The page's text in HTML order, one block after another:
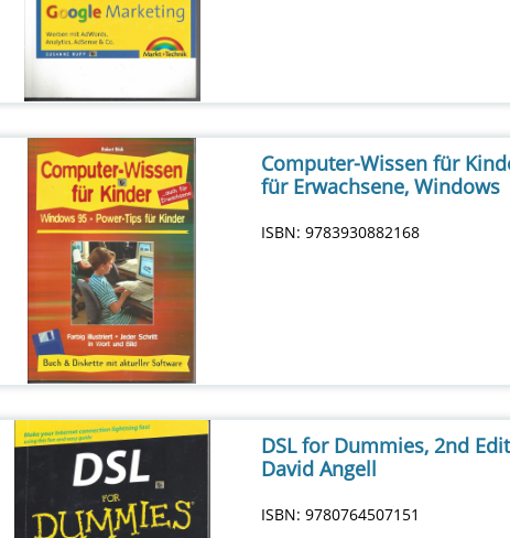
Computer-Wissen für
für Erwachsene, Windows
ISBN: 9783930882168
DSL for Dummies, 2nd
David Angell
ISBN: 9780764507151